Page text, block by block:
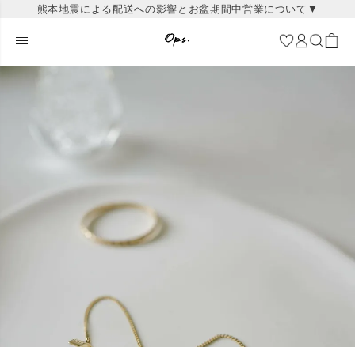
熊本地震による配送への影響とお盆期間中営業について▼